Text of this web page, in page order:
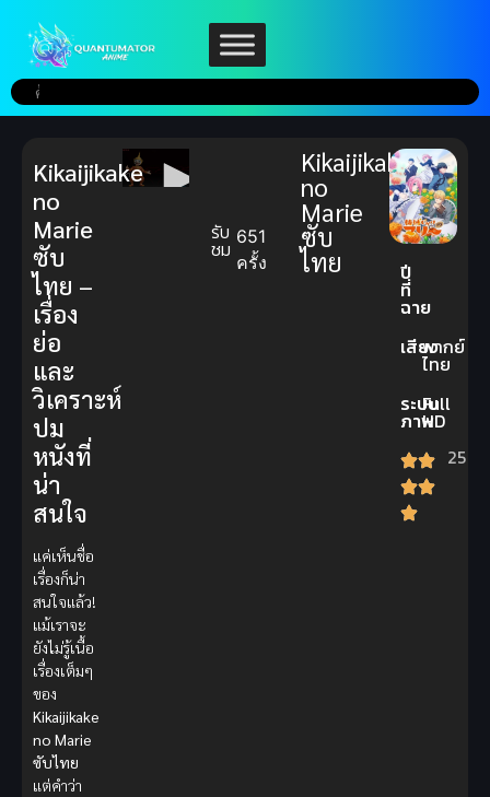
รับ
ชม 651
ครั้ง
Kikaijikake
no
Marie
ซับ
ไทย ปี
ที่
ฉาย
เสียงพากย์
ไทย
ระบบ
ภาพ
Full
HD
25
Kikaijikake
no
Marie
ซับ
ไทย –
เรื่อง
ย่อ
และ
วิเคราะห์
ปม
หนังที่
น่า
สนใจ
แค่เห็นชื่อ
เรื่องก็น่า
สนใจแล้ว!
แม้เราจะ
ยังไม่รู้เนื้อ
เรื่องเต็มๆ
ของ
Kikaijikake
no Marie
ซับไทย
แต่คำว่า